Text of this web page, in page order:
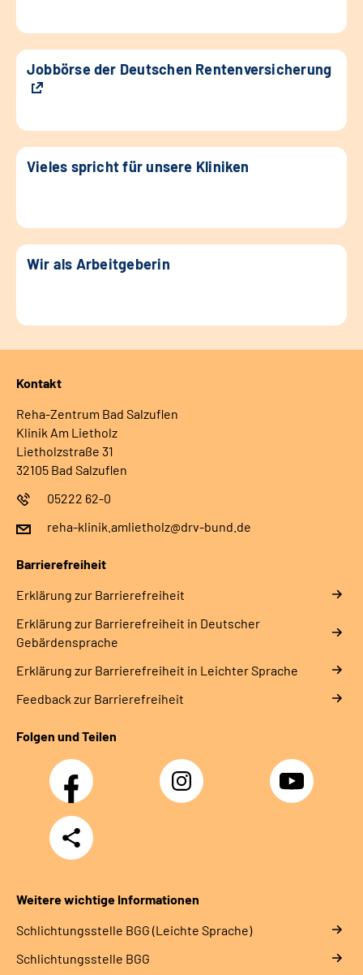
Jobbörse der Deutschen Rentenversicherung
Vieles spricht für unsere Kliniken
Wir als Arbeitgeberin
Kontakt
Reha-Zentrum Bad Salzuflen
Klinik Am Lietholz
Lietholzstraße 31
32105 Bad Salzuflen
05222 62-0
reha-klinik.amlietholz@drv-bund.de
Barrierefreiheit
Erklärung zur Barrierefreiheit
Erklärung zur Barrierefreiheit in Deutscher
Gebärdensprache
Erklärung zur Barrierefreiheit in Leichter Sprache
Feedback zur Barrierefreiheit
Folgen und Teilen
Facebook Instagram YouTube
Teilen
Weitere wichtige Informationen
Schlich­tungs­stel­le BGG (Leichte Sprache)
Schlich­tungs­stel­le BGG